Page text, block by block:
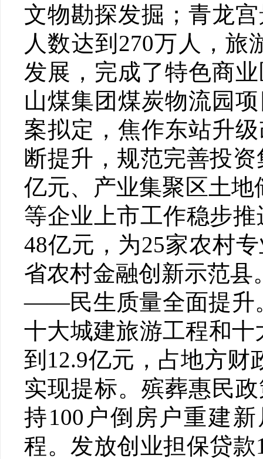
文物勘探发掘；青龙
人数达到270万人，旅
发展，完成了特色商
山煤集团煤炭物流园
案拟定，焦作东站升
断提升，规范完善投
亿元、产业集聚区土
等企业上市工作稳步
48亿元，为25家农村
省农村金融创新示范县
——民生质量全面提升
十大城建旅游工程和
到12.9亿元，占地方财
实现提标。殡葬惠民
持100户倒房户重建
程。发放创业担保贷